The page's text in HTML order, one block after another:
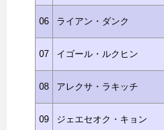
06 ライアン・ダンク
07 イゴール・ルクヒン
08 アレクサ・ラキッチ
09 ジェエセオク・キョン